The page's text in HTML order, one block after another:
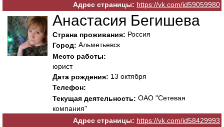
Адрес страницы: https://vk.com/id59059980
Анастасия Бегишева
Страна проживания: Россия
Город: Альметьевск
Место работы:
юрист
Дата рождения: 13 октября
Телефон:
Текущая деятельность: ОАО "Сетевая
компания"
Адрес страницы: https://vk.com/id58429993